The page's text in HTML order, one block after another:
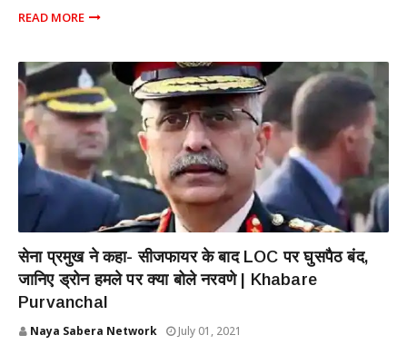
READ MORE
सेना प्रमुख ने कहा- सीजफायर के बाद LOC पर घुसपैठ बंद,
जानिए ड्रोन हमले पर क्या बोले नरवणे | Khabare
Purvanchal
Naya Sabera Network July 01, 2021